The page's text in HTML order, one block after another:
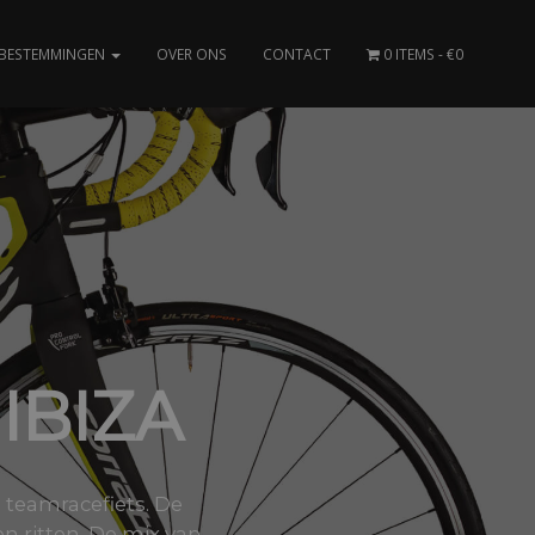
OVER ONS CONTACT 0 ITEMS €0
De